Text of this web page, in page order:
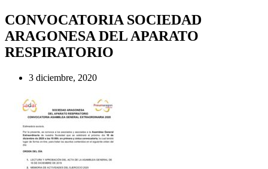
CONVOCATORIA SOCIEDAD
ARAGONESA DEL APARATO
RESPIRATORIO
3 diciembre, 2020